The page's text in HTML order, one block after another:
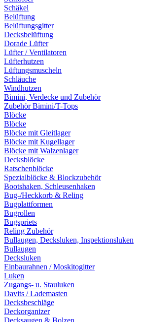
Schäkel
Belüftung
Belüftungsgitter
Decksbelüftung
Dorade Lüfter
Lüfter / Ventilatoren
Lüfterhutzen
Lüftungsmuscheln
Schläuche
Windhutzen
Bimini, Verdecke und Zubehör
Zubehör Bimini/T-Tops
Blöcke
Blöcke
Blöcke mit Gleitlager
Blöcke mit Kugellager
Blöcke mit Walzenlager
Decksblöcke
Ratschenblöcke
Spezialblöcke & Blockzubehör
Bootshaken, Schleusenhaken
Bug-/Heckkorb & Reling
Bugplattformen
Bugrollen
Bugspriets
Reling Zubehör
Bullaugen, Decksluken, Inspektionsluken
Bullaugen
Decksluken
Einbaurahnen / Moskitogitter
Luken
Zugangs- u. Stauluken
Davits / Lademasten
Decksbeschläge
Deckorganizer
Decksaugen & Bolzen